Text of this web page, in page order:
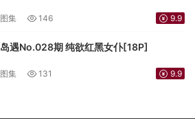
集 146 9.9
遇No.028期 纯欲红黑女仆[18P]
集 131 9.9